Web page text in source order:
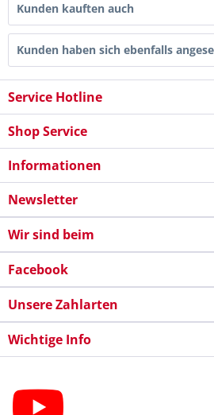
Kunden kauften auch
Kunden haben sich ebenfalls
Service Hotline
Shop Service
Informationen
Newsletter
Wir sind beim
Facebook
Unsere Zahlarten
Wichtige Info